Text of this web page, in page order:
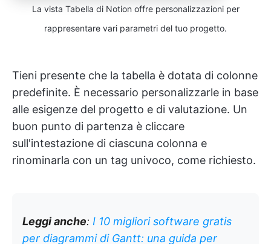
La vista Tabella di Notion offre personalizzazioni per
rappresentare vari parametri del tuo progetto.
Tieni presente che la tabella è dotata di colonne
predefinite. È necessario personalizzarle in base
alle esigenze del progetto e di valutazione. Un
buon punto di partenza è cliccare
sull'intestazione di ciascuna colonna e
rinominarla con un tag univoco, come richiesto.
Leggi anche: I 10 migliori software gratis
per diagrammi di Gantt: una guida per